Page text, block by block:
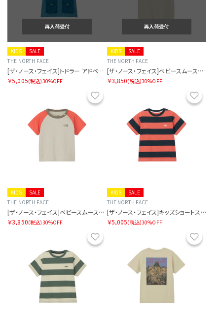
再入荷受付
SALE
KIDS
THE NORTH FACE
[ザ・ノース・フェイス]トドラー アドベンチャーティー
￥5,005(税込)30%OFF
再入荷受付
SALE
KIDS
THE NORTH FACE
[ザ・ノース・フェイス]ベビースムースグローティー
￥3,850(税込)30%OFF
お気に入り
SALE
KIDS
THE NORTH FACE
[ザ・ノース・フェイス]ベビースムースグローティー
￥3,850(税込)30%OFF
SALE
KIDS
THE NORTH FACE
[ザ・ノース・フェイス]キッズショートスリーブブライトステディティー
￥5,005(税込)30%OFF
お気に入り